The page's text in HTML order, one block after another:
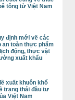
tông từ Việt Nam
định mới về các
an toàn thực phẩm
động, thực vật
xuất khẩu
xuất khuôn khổ
trạng thái đầu tư
Việt Nam